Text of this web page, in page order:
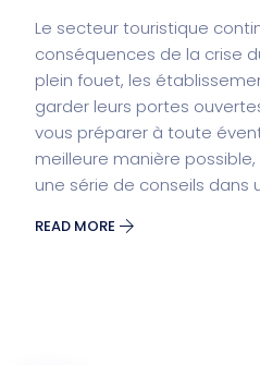
Le secteur touristique
conséquences de la crise
plein fouet, les
garder leurs portes
vous préparer à toute
meilleure manière
une série de conseils dans
READ MORE